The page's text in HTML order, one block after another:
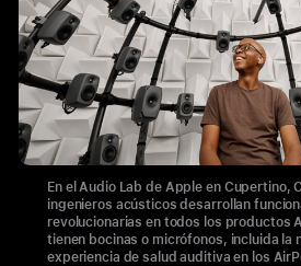
En el Audio Lab de Apple en Cupertino,
ingenieros acústicos desarrollan
revolucionarias en todos los productos
tienen bocinas o micrófonos, incluida la
experiencia de salud auditiva en los